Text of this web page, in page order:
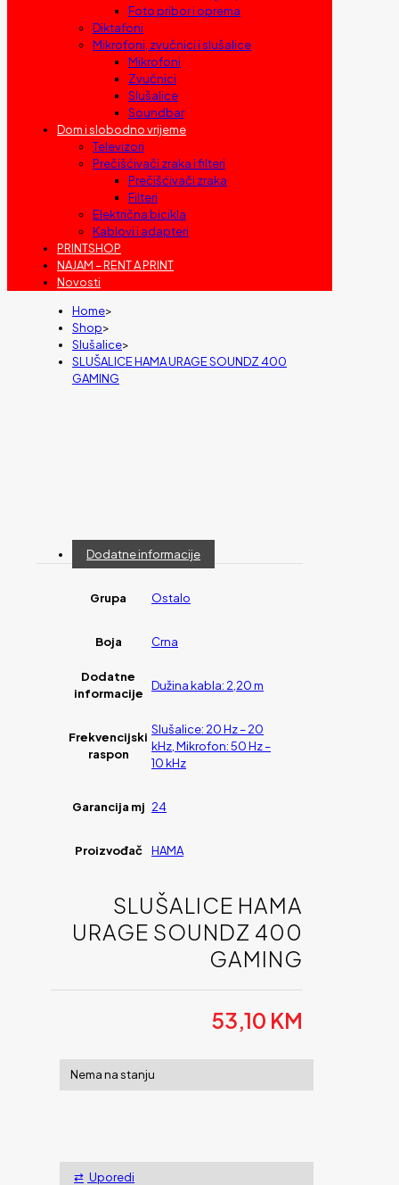
Foto pribor i oprema
Diktafoni
Mikrofoni, zvučnici i slušalice
Mikrofoni
Zvučnici
Slušalice
Soundbar
Dom i slobodno vrijeme
Televizori
Prečišćivači zraka i filteri
Prečišćivači zraka
Filteri
Električna bicikla
Kablovi i adapteri
PRINTSHOP
NAJAM – RENT A PRINT
Novosti
Home>
Shop>
Slušalice>
SLUŠALICE HAMA URAGE SOUNDZ 400
GAMING
Dodatne informacije
Grupa Ostalo
Boja Crna
Dodatne
informacije
Dužina kabla: 2,20 m
Frekvencijski
raspon
Slušalice: 20 Hz – 20
kHz, Mikrofon: 50 Hz –
10 kHz
Garancija mj 24
Proizvođač HAMA
SLUŠALICE HAMA
URAGE SOUNDZ 400
GAMING
53,10 KM
Nema na stanju
Uporedi